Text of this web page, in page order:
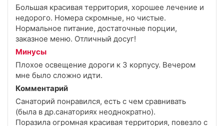
Большая красивая территория, хорошее лечение и
недорого. Номера скромные, но чистые.
Нормальное питание, достаточные порции,
заказное меню. Отличный досуг!
Минусы
Плохое освещение дороги к 3 корпусу. Вечером
мне было сложно идти.
Комментарий
Санаторий понравился, есть с чем сравнивать
(была в др.санаториях неоднократно).
Поразила огромная красивая территория, повезло с